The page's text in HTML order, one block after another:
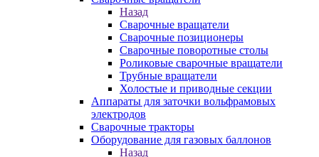
Назад
Сварочные вращатели
Сварочные позиционеры
Сварочные поворотные столы
Роликовые сварочные вращатели
Трубные вращатели
Холостые и приводные секции
Аппараты для заточки вольфрамовых
электродов
Сварочные тракторы
Оборудование для газовых баллонов
Назад